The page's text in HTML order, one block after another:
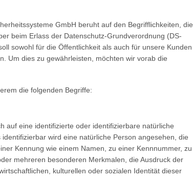
GmbH beruht auf den Begrifflichkeiten, die
beim Erlass der Datenschutz-Grundverordnung (DS-
sowohl für die Öffentlichkeit als auch für unsere Kunden
Um dies zu gewährleisten, möchten wir vorab die
die folgenden Begriffe:
auf eine identifizierte oder identifizierbare natürliche
wird eine natürliche Person angesehen, die
Kennung wie einem Namen, zu einer Kennnummer, zu
mehreren besonderen Merkmalen, die Ausdruck der
kulturellen oder sozialen Identität dieser